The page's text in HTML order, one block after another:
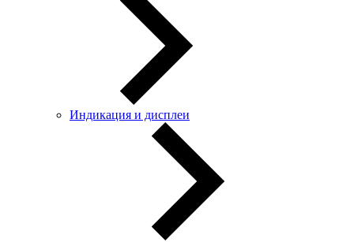
Индикация и дисплеи